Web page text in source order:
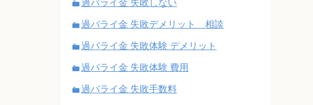
過バライ金 失敗しない
過バライ金 失敗デメリット 相談
過バライ金 失敗体験 デメリット
過バライ金 失敗体験 費用
過バライ金 失敗手数料